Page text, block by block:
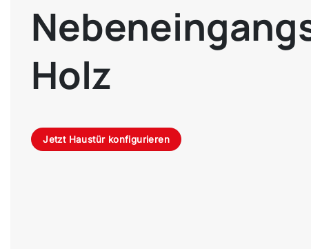
Holz
Jetzt Haustür konfigurieren